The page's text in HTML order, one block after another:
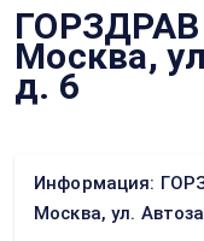
ГОРЗДРАВ
Москва,
д. 6
Информация:
Москва, ул.